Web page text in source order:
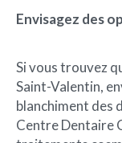
Envisagez des
Si vous trouvez
Saint-Valentin,
blanchiment des
Centre Dentaire